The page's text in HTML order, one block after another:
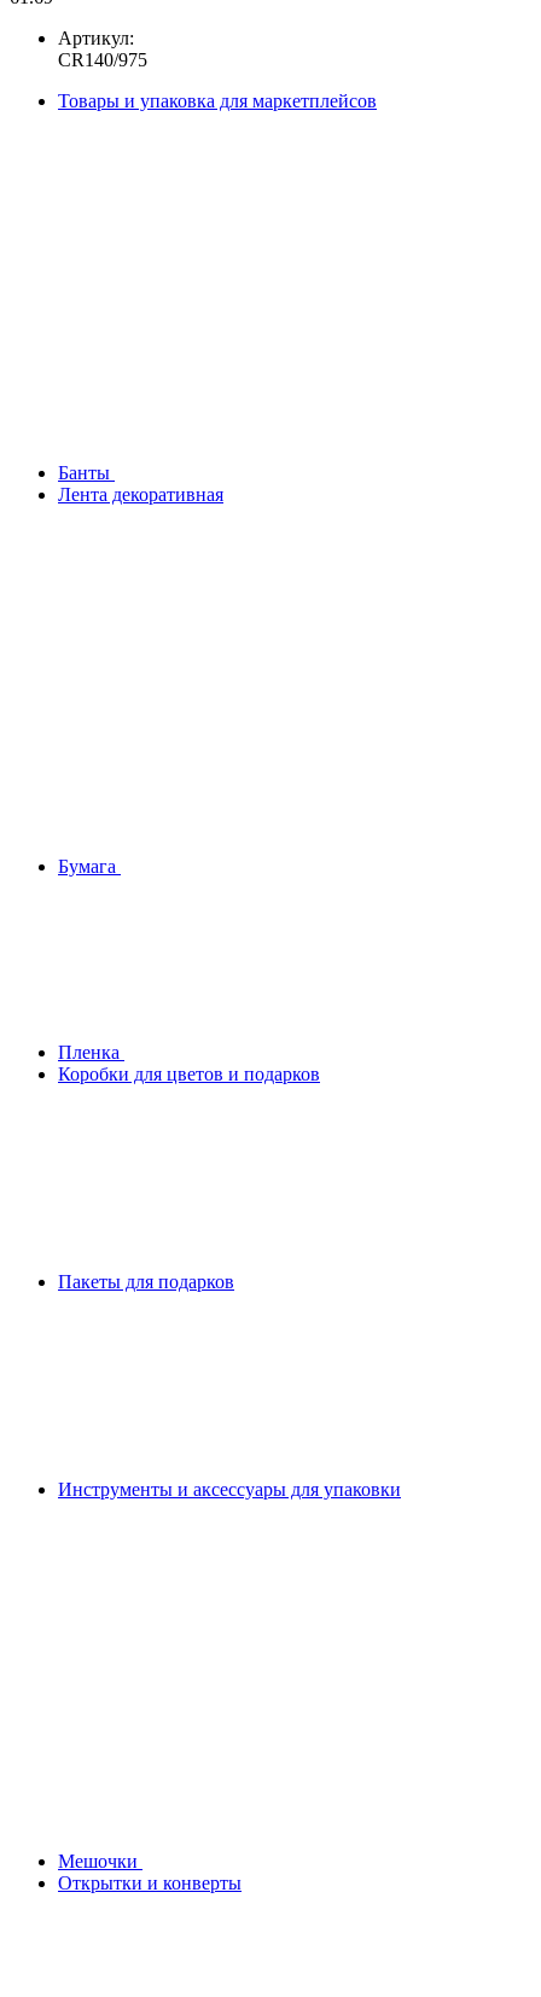
Артикул:
CR140/975
Товары и упаковка для маркетплейсов
Банты
Лента декоративная
Бумага
Плeнка
Коробки для цветов и подарков
Пакеты для подарков
Инструменты и аксессуары для упаковки
Мешочки
Открытки и конверты